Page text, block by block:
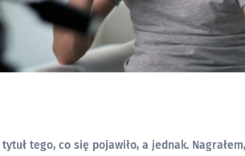
tego, co się pojawiło, a jednak. Nagrałem,